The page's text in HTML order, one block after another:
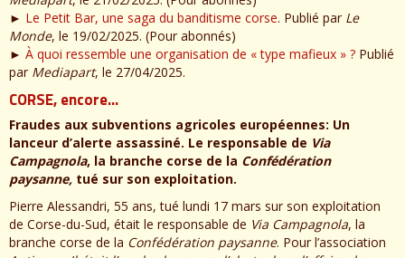
► Le Petit Bar, une saga du banditisme corse. Publié par Le
Monde, le 19/02/2025. (Pour abonnés)
► À quoi ressemble une organisation de « type mafieux » ? Publié
par Mediapart, le 27/04/2025.
CORSE, encore…
Fraudes aux subventions agricoles européennes: Un
lanceur d’alerte assassiné. Le responsable de Via
Campagnola, la branche corse de la Confédération
paysanne, tué sur son exploitation.
Pierre Alessandri, 55 ans, tué lundi 17 mars sur son exploitation
de Corse-du-Sud, était le responsable de Via Campagnola, la
branche corse de la Confédération paysanne. Pour l’association